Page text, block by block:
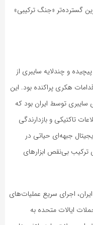
گسترده‌تر «جنگ ترکیبی»
پیچیده و چندلایه سایبری از
هکری پراکنده بود. این
توسط ایران بود که
تاکتیکی و بازدارندگی
جبهه‌ای حیاتی در
ترکیب بی‌نقص ابزارهای
اجرای سریع عملیات‌های
ایالات متحده به